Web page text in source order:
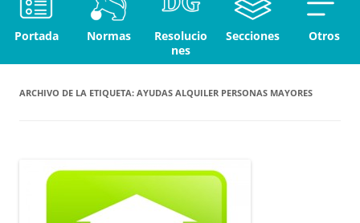
Portada Normas
Resolucio
nes
Secciones Otros
ARCHIVO DE LA ETIQUETA: AYUDAS ALQUILER PERSONAS MAYORES